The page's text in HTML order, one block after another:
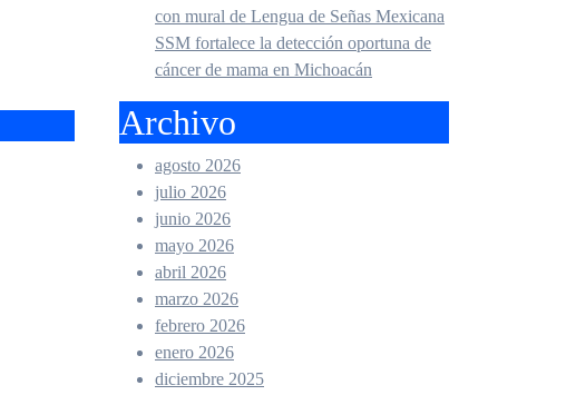
con mural de Lengua de Señas Mexicana
SSM fortalece la detección oportuna de
cáncer de mama en Michoacán
Archivo
agosto 2026
julio 2026
junio 2026
mayo 2026
abril 2026
marzo 2026
febrero 2026
enero 2026
diciembre 2025